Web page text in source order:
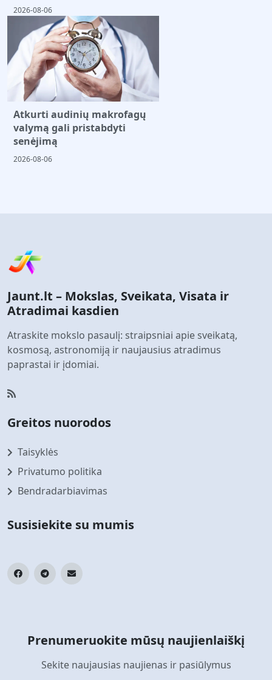
2026-08-06
Atkurti audinių makrofagų
valymą gali pristabdyti
senėjimą
2026-08-06
Jaunt.lt – Mokslas, Sveikata, Visata ir
Atradimai kasdien
Atraskite mokslo pasaulį: straipsniai apie sveikatą,
kosmosą, astronomiją ir naujausius atradimus
paprastai ir įdomiai.
Greitos nuorodos
Taisyklės
Privatumo politika
Bendradarbiavimas
Susisiekite su mumis
Prenumeruokite mūsų naujienlaiškį
Sekite naujausias naujienas ir pasiūlymus